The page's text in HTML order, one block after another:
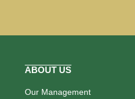
ABOUT US
Our Management